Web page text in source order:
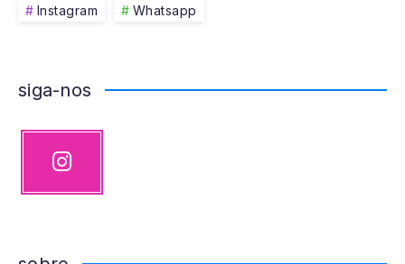
Instagram Whatsapp
siga-nos
Instagram
Nossas